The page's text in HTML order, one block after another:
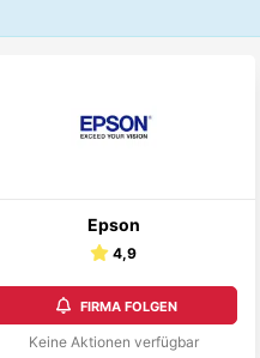
Epson
4,9
FIRMA FOLGEN
Keine Aktionen verfügbar